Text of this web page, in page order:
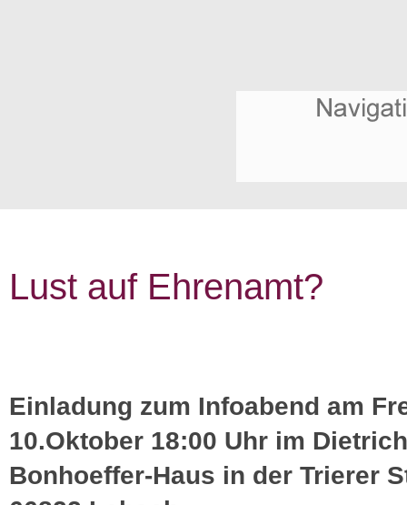
Lust auf Ehrenamt?
Einladung zum Infoabend am
10.Oktober 18:00 Uhr im
Bonhoeffer-Haus in der Trierer